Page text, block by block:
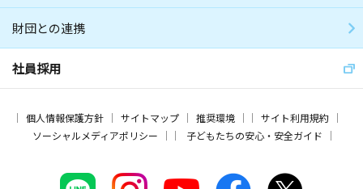
財団との連携
社員採用
個人情報保護方針 サイトマップ 推奨環境
サイト利用規約
ソーシャルメディアポリシー
子どもたちの安心・安全ガイド